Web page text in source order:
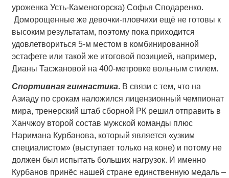
уроженка Усть-Каменогорска) Софья Сподаренко.
Доморощенные же девочки-пловчихи ещё не готовы к
высоким результатам, поэтому пока приходится
удовлетвориться 5-м местом в комбинированной
эстафете или такой же итоговой позицией, например,
Дианы Тасжановой на 400-метровке вольным стилем.
Спортивная гимнастика.В связи с тем, что на
Азиаду по срокам наложился лицензионный чемпионат
мира, тренерский штаб сборной РК решил отправить в
Ханчжоу второй состав мужской команды плюс
Наримана Курбанова, который является «узким
специалистом» (выступает только на коне) и потому не
должен был испытать больших нагрузок. И именно
Курбанов принёс нашей стране единственную медаль –